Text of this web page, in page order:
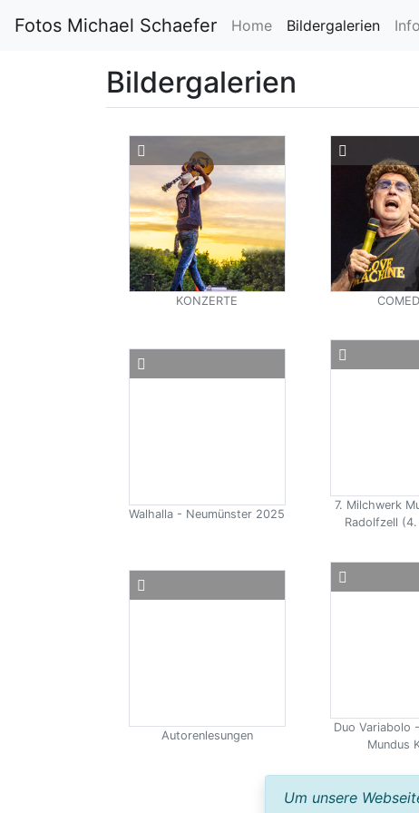
Fotos Michael Schaefer Home Bildergalerien
Bildergalerien
KONZERTE
Walhalla - Neumünster 2025
7. Milchwerk
Radolfzell
Autorenlesungen
Duo Variabolo
Mundus
Um unsere